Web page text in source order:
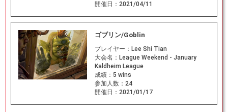
開催日： 2021/04/11
ゴブリン/Goblin
プレイヤー： Lee Shi Tian
大会名： League Weekend - January
Kaldheim League
成績： 5 wins
参加人数： 24
開催日： 2021/01/17